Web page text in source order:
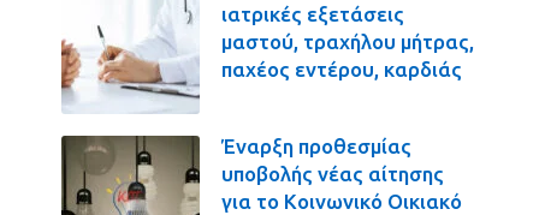
ιατρικές εξετάσεις
μαστού, τραχήλου μήτρας,
παχέος εντέρου, καρδιάς
Έναρξη προθεσμίας
υποβολής νέας αίτησης
για το Κοινωνικό Οικιακό